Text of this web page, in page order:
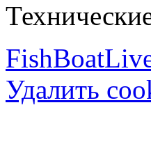
Удалить